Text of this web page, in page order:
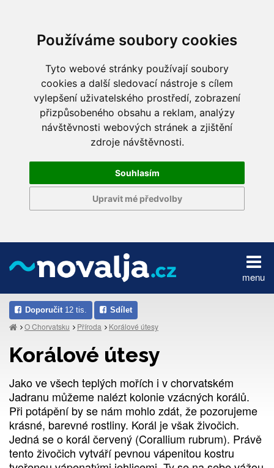
Používáme soubory cookies
Tyto webové stránky používají soubory
cookies a další sledovací nástroje s cílem
vylepšení uživatelského prostředí, zobrazení
přizpůsobeného obsahu a reklam, analýzy
návštěvnosti webových stránek a zjištění
zdroje návštěvnosti.
Souhlasím
Upravit mé předvolby
menu
Doporučit 12 tis. Sdílet
O Chorvatsku Příroda Korálové útesy
Korálové útesy
Jako ve všech teplých mořích i v chorvatském
Jadranu můžeme nalézt kolonie vzácných korálů.
Při potápění by se nám mohlo zdát, že pozorujeme
krásné, barevné rostliny. Korál je však živočich.
Jedná se o korál červený (Corallium rubrum). Právě
tento živočich vytváří pevnou vápenitou kostru